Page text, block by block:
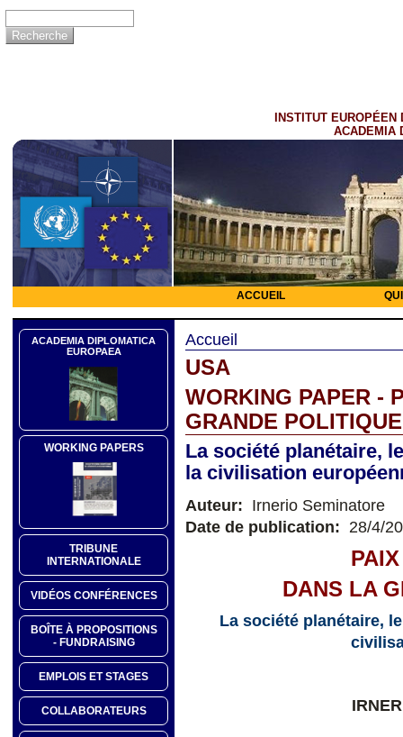
INSTITUT EUROPÉEN
ACADEMIA
ACCUEIL
ACADEMIA DIPLOMATICA
EUROPAEA
WORKING PAPERS
TRIBUNE
INTERNATIONALE
VIDÉOS CONFÉRENCES
BOÎTE À PROPOSITIONS
- FUNDRAISING
EMPLOIS ET STAGES
COLLABORATEURS
Accueil
USA
WORKING PAPER -
GRANDE POLITIQUE
La société planétaire,
la civilisation
Auteur: Irnerio Seminatore
Date de publication: 28/4/
DANS LA
La société planétaire,